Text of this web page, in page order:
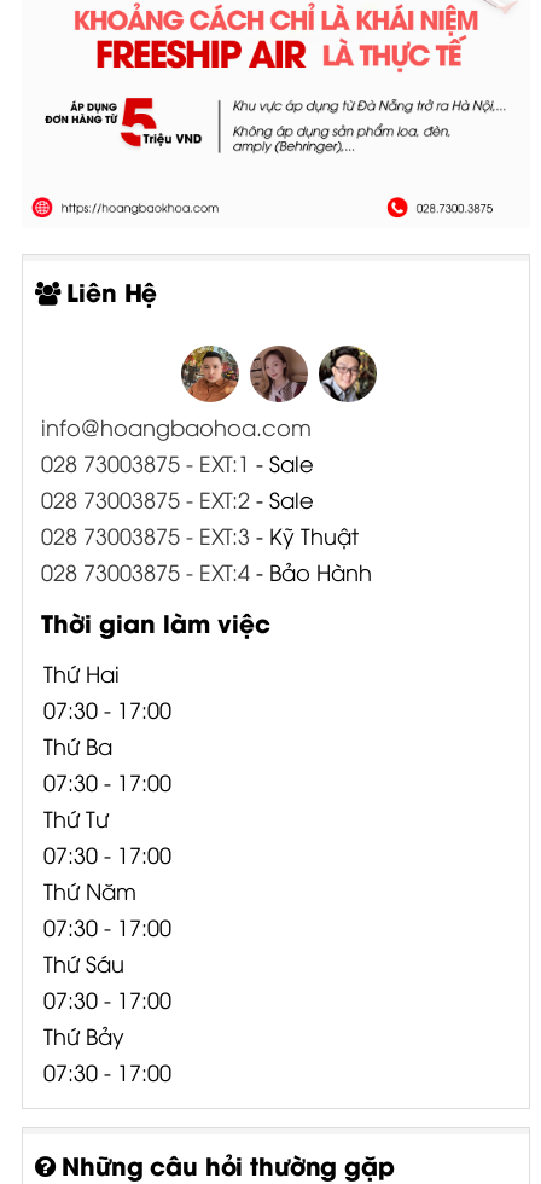
Liên Hệ
info@hoangbaohoa.com
028 73003875 - EXT:1 - Sale
028 73003875 - EXT:2- Sale
028 73003875 - EXT:3 - Kỹ Thuật
028 73003875 - EXT:4- Bảo Hành
Thời gian làm việc
Thứ Hai
07:30 - 17:00
Thứ Ba
07:30 - 17:00
Thứ Tư
07:30 - 17:00
Thứ Năm
07:30 - 17:00
Thứ Sáu
07:30 - 17:00
Thứ Bảy
07:30 - 17:00
Những câu hỏi thường gặp